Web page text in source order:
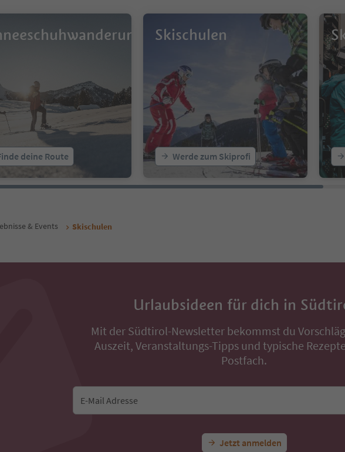
deine Route
Skischulen
Werde zum Skiprofi
& Events Skischulen
Urlaubsideen für dich in
Mit der Südtirol-Newsletter bekommst du
Auszeit, Veranstaltungs-Tipps und typische
Postfach.
E-Mail Adresse
Jetzt anmelden